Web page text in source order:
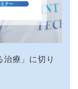
療」に切り